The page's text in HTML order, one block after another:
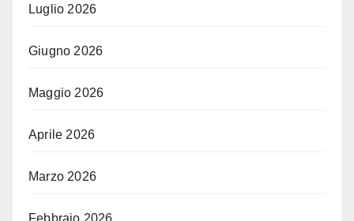
Luglio 2026
Giugno 2026
Maggio 2026
Aprile 2026
Marzo 2026